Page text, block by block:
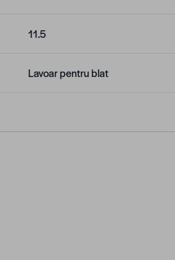
11.5
Lavoar pentru blat